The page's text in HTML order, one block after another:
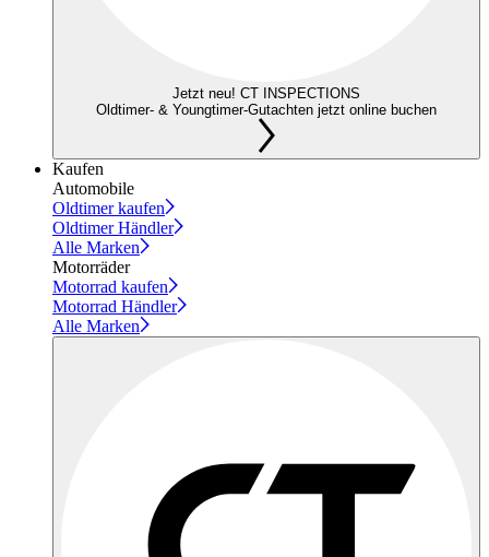
Jetzt neu! CT INSPECTIONS
Oldtimer- & Youngtimer-Gutachten jetzt online buchen
Kaufen
Automobile
Oldtimer kaufen
Oldtimer Händler
Alle Marken
Motorräder
Motorrad kaufen
Motorrad Händler
Alle Marken